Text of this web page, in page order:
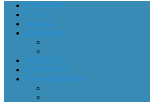
ГЛАВНАЯ
О НАС
Магазин
Документы
НОВОСТИ
КОНТАКТЫ
Личный кабинет